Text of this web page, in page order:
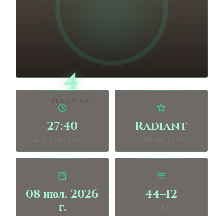
4
РЕПОРТОВ
27:40 Radiant
08 июл. 2026
г.
44–12